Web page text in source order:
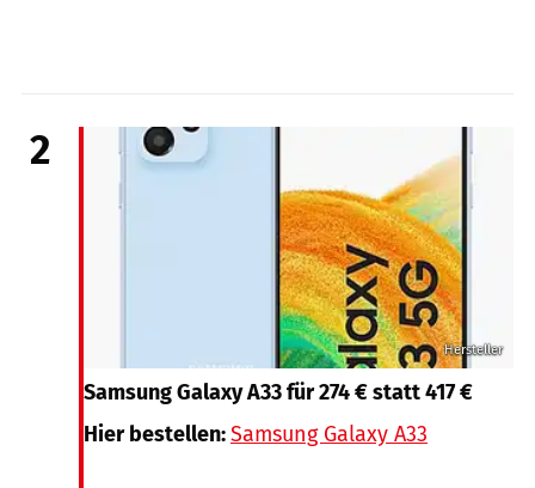
2
Hersteller
Samsung Galaxy A33 für 274 € statt 417 €
Hier bestellen:Samsung Galaxy A33